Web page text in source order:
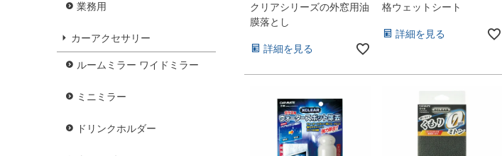
業務用
カーアクセサリー
ルームミラー ワイドミラー
ミニミラー
ドリンクホルダー
クリアシリーズの外窓用油
膜落とし
詳細を見る
格ウェットシート
詳細を見る